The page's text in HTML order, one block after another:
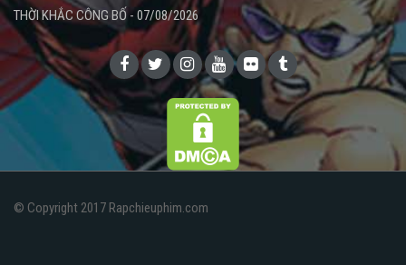
THỜI KHẮC CÔNG BỐ - 07/08/2026
© Copyright 2017 Rapchieuphim.com